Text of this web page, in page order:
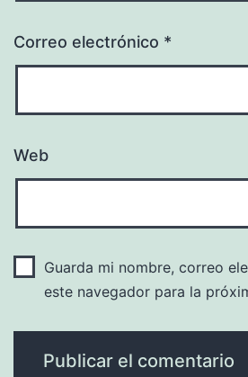
Correo electrónico *
Web
Guarda mi nombre, correo
este navegador para la